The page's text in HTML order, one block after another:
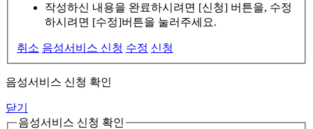
작성하신 내용을 완료하시려면 [신청] 버튼을, 수정
하시려면 [수정]버튼을 눌러주세요.
취소 음성서비스 신청 수정 신청
음성서비스 신청 확인
닫기
음성서비스 신청 확인